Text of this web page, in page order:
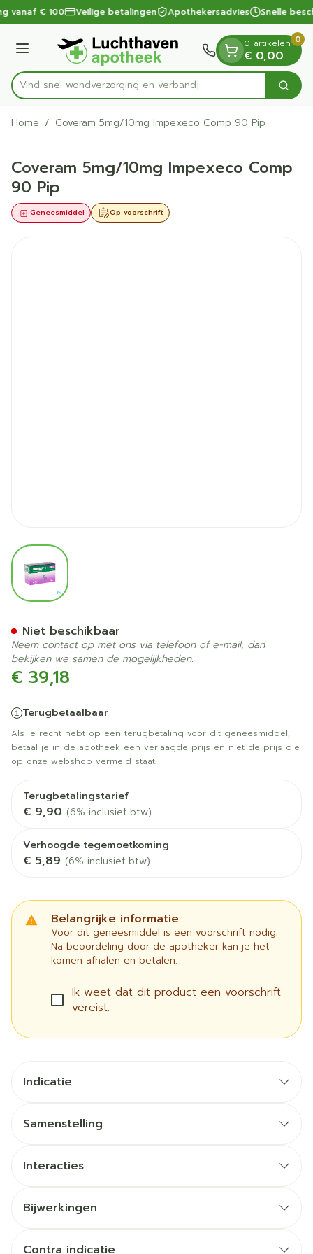
Ga naar de inhoud
1 van 1
vanaf € 100 Veilige betalingen Apothekersadvies Snelle
Menu
Product, merk, categorie...
Vind snel wondverzorging en Zoek
0 artikelen
€ 0,00
0
Home / Coveram 5mg/10mg Impexeco Comp 90 Pip
Coveram 5mg/10mg Impexeco Comp
90 Pip
Op voorschrift
Geneesmiddel
View larger image
€ 39,18
Terugbetaalbaar
Als je recht hebt op een terugbetaling voor dit geneesmiddel,
betaal je in de apotheek een verlaagde prijs en niet de prijs die
op onze webshop vermeld staat.
Terugbetalingstarief
€ 9,90 (6% inclusief btw)
Verhoogde tegemoetkoming
€ 5,89 (6% inclusief btw)
Belangrijke informatie
Voor dit geneesmiddel is een voorschrift nodig.
Na beoordeling door de apotheker kan je het
komen afhalen en betalen.
Ik weet dat dit product een voorschrift
vereist.
Niet beschikbaar
Neem contact op met ons via telefoon of e-mail, dan
bekijken we samen de mogelijkheden.
Indicatie
Samenstelling
Interacties
te behandelen),
kalium-sparende medicijnen (triamtereen,
Bijwerkingen
Contra indicatie